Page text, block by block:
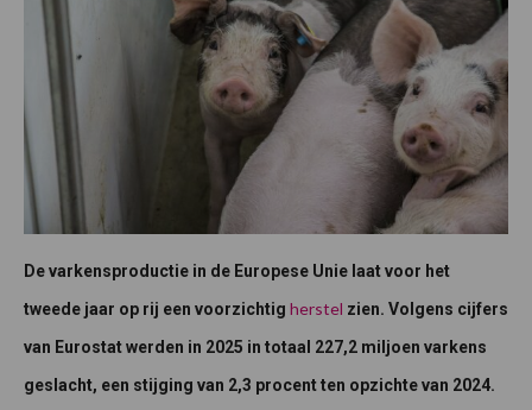
De varkensproductie in de Europese Unie laat voor het
tweede jaar op rij een voorzichtig herstel zien. Volgens cijfers
van Eurostat werden in 2025 in totaal 227,2 miljoen varkens
geslacht, een stijging van 2,3 procent ten opzichte van 2024.